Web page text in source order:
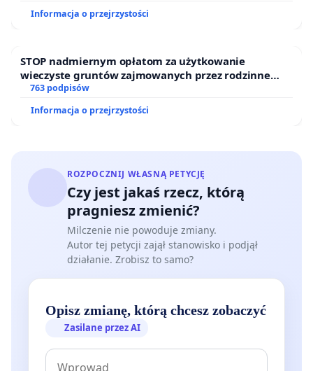
Informacja o przejrzystości
STOP nadmiernym opłatom za użytkowanie
wieczyste gruntów zajmowanych przez rodzinne
ogrody działkowe.
763 podpisów
Informacja o przejrzystości
ROZPOCZNIJ WŁASNĄ PETYCJĘ
Czy jest jakaś rzecz, którą
pragniesz zmienić?
Milczenie nie powoduje zmiany.
Autor tej petycji zajął stanowisko i podjął
działanie. Zrobisz to samo?
Opisz zmianę, którą chcesz zobaczyć
Zasilane przez AI